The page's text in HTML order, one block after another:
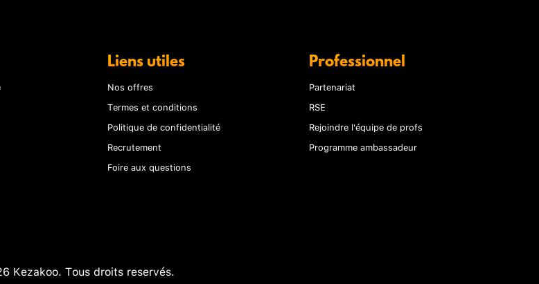
Liens utiles
Nos offres
Termes et conditions
Politique de confidentialité
Recrutement
Foire aux questions
Professionnel
Partenariat
RSE
Rejoindre l'équipe de profs
Programme ambassadeur
Kezakoo. Tous droits reservés.